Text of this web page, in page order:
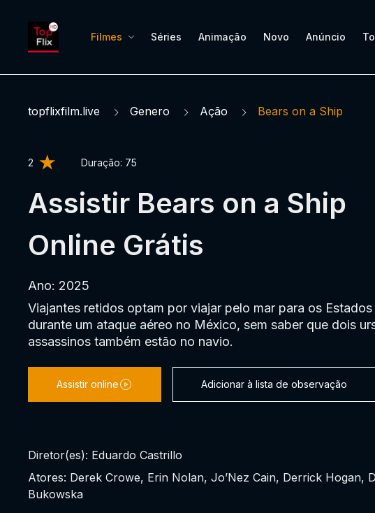
Filmes Séries Animação Novo Anúncio
topflixfilm.live Genero Ação Bears on a Ship
2 Duração: 75
Assistir Bears on a Ship
Online Grátis
Ano: 2025
Viajantes retidos optam por viajar pelo mar para os
durante um ataque aéreo no México, sem saber que dois
assassinos também estão no navio.
Assistir online Adicionar à lista de observação
Diretor(es): Eduardo Castrillo
Atores: Derek Crowe, Erin Nolan, Jo’Nez Cain, Derrick Hogan,
Bukowska